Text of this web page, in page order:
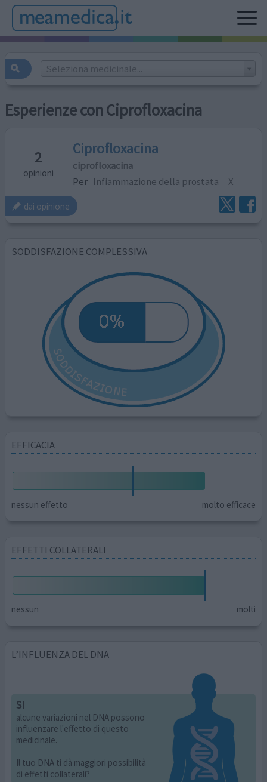
Seleziona medicinale...
Esperienze con Ciprofloxacina
2
opinioni
Ciprofloxacina
ciprofloxacina
Per Infiammazione della prostata X
dai opinione
SODDISFAZIONE COMPLESSIVA
EFFICACIA
nessun effetto molto efficace
EFFETTI COLLATERALI
nessun molti
L’INFLUENZA DEL DNA
SI
alcune variazioni nel DNA possono
influenzare l'effetto di questo
medicinale.
Il tuo DNA ti dà maggiori possibilità
di effetti collaterali?